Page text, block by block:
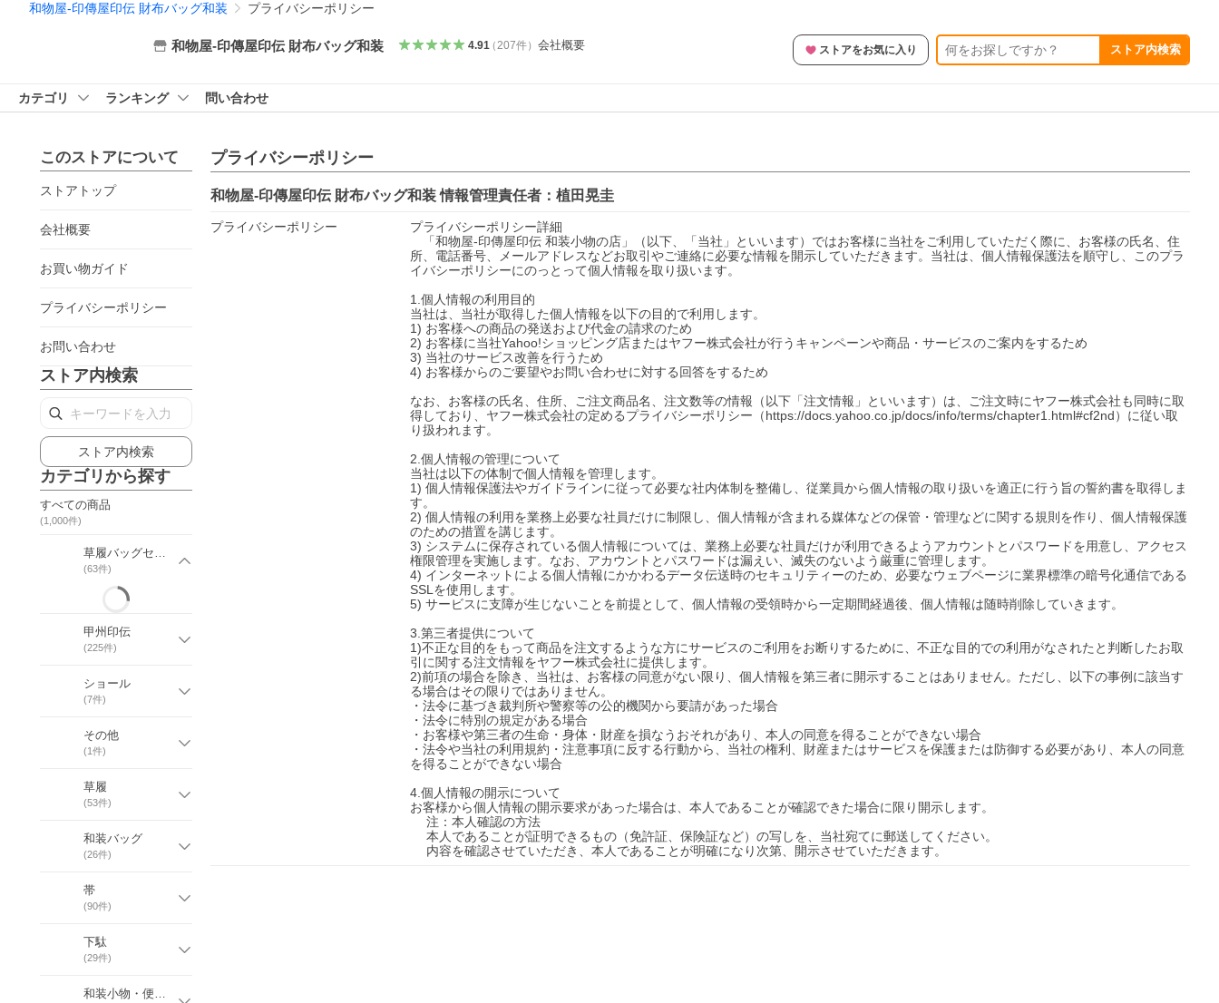
和物屋-印傳屋印伝 財布バッグ和装 プライバシーポリシー
和物屋-印傳屋印伝 財布バッグ和装 4.91（ 207件） 会社概要 ストアをお気に入り ストア内検索
カテゴリ ランキング 問い合わせ
このストアについて
ストアトップ
会社概要
お買い物ガイド
プライバシーポリシー
お問い合わせ
ストア内検索
ストア内検索
カテゴリから探す
すべての商品
(1,000件)
草履バッグセット
(63件)
甲州印伝
(225件)
ショール
(7件)
その他
(1件)
草履
(53件)
和装バッグ
(26件)
帯
(90件)
下駄
(29件)
和装小物・便利グッズ・お手入れグッズ
プライバシーポリシー
和物屋-印傳屋印伝 財布バッグ和装情報管理責任者： 植田晃圭
プライバシーポリシー
プライバシーポリシー詳細
「和物屋-印傳屋印伝 和装小物の店」（以下、「当社」といいます）ではお客様に当社をご利用していただく際に、お客様の氏名、住
所、電話番号、メールアドレスなどお取引やご連絡に必要な情報を開示していただきます。当社は、個人情報保護法を順守し、このプラ
イバシーポリシーにのっとって個人情報を取り扱います。
1.個人情報の利用目的
当社は、当社が取得した個人情報を以下の目的で利用します。
1) お客様への商品の発送および代金の請求のため
2) お客様に当社Yahoo!ショッピング店またはヤフー株式会社が行うキャンペーンや商品・サービスのご案内をするため
3) 当社のサービス改善を行うため
4) お客様からのご要望やお問い合わせに対する回答をするため
なお、お客様の氏名、住所、ご注文商品名、注文数等の情報（以下「注文情報」といいます）は、ご注文時にヤフー株式会社も同時に取
得しており、ヤフー株式会社の定めるプライバシーポリシー（https://docs.yahoo.co.jp/docs/info/terms/chapter1.html#cf2nd）に従い取
り扱われます。
2.個人情報の管理について
当社は以下の体制で個人情報を管理します。
1) 個人情報保護法やガイドラインに従って必要な社内体制を整備し、従業員から個人情報の取り扱いを適正に行う旨の誓約書を取得しま
す。
2) 個人情報の利用を業務上必要な社員だけに制限し、個人情報が含まれる媒体などの保管・管理などに関する規則を作り、個人情報保護
のための措置を講じます。
3) システムに保存されている個人情報については、業務上必要な社員だけが利用できるようアカウントとパスワードを用意し、アクセス
権限管理を実施します。なお、アカウントとパスワードは漏えい、滅失のないよう厳重に管理します。
4) インターネットによる個人情報にかかわるデータ伝送時のセキュリティーのため、必要なウェブページに業界標準の暗号化通信である
SSLを使用します。
5) サービスに支障が生じないことを前提として、個人情報の受領時から一定期間経過後、個人情報は随時削除していきます。
3.第三者提供について
1)不正な目的をもって商品を注文するような方にサービスのご利用をお断りするために、不正な目的での利用がなされたと判断したお取
引に関する注文情報をヤフー株式会社に提供します。
2)前項の場合を除き、当社は、お客様の同意がない限り、個人情報を第三者に開示することはありません。ただし、以下の事例に該当す
る場合はその限りではありません。
・法令に基づき裁判所や警察等の公的機関から要請があった場合
・法令に特別の規定がある場合
・お客様や第三者の生命・身体・財産を損なうおそれがあり、本人の同意を得ることができない場合
・法令や当社の利用規約・注意事項に反する行動から、当社の権利、財産またはサービスを保護または防御する必要があり、本人の同意
を得ることができない場合
4.個人情報の開示について
お客様から個人情報の開示要求があった場合は、本人であることが確認できた場合に限り開示します。
注：本人確認の方法
本人であることが証明できるもの（免許証、保険証など）の写しを、当社宛てに郵送してください。